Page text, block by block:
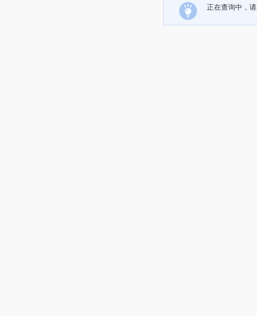
正在查询中，